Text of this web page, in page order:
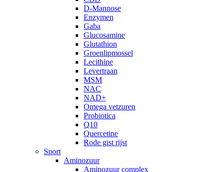
D-Mannose
Enzymen
Gaba
Glucosamine
Glutathion
Groenlipmossel
Lecithine
Levertraan
MSM
NAC
NAD+
Omega vetzuren
Probiotica
Q10
Quercetine
Rode gist rijst
Sport
Aminozuur
Aminozuur complex